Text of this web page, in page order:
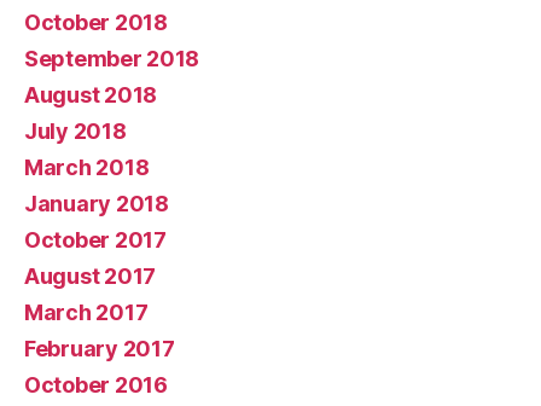
October 2018
September 2018
August 2018
July 2018
March 2018
January 2018
October 2017
August 2017
March 2017
February 2017
October 2016